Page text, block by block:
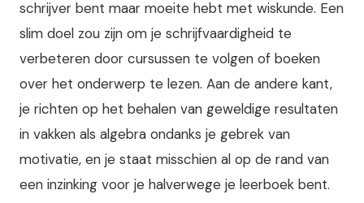
schrijver bent maar moeite hebt met wiskunde. Een
slim doel zou zijn om je schrijfvaardigheid te
verbeteren door cursussen te volgen of boeken
over het onderwerp te lezen. Aan de andere kant,
je richten op het behalen van geweldige resultaten
in vakken als algebra ondanks je gebrek van
motivatie, en je staat misschien al op de rand van
een inzinking voor je halverwege je leerboek bent.